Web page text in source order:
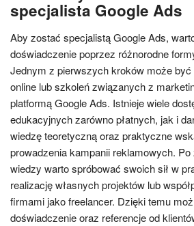
specjalista Google Ads
Aby zostać specjalistą Google Ads,
doświadczenie poprzez różnorodne
Jednym z pierwszych kroków może
online lub szkoleń związanych z
platformą Google Ads. Istnieje wiele
edukacyjnych zarówno płatnych, jak i
wiedzę teoretyczną oraz praktyczne
prowadzenia kampanii reklamowych.
wiedzy warto spróbować swoich sił w
realizację własnych projektów lub
firmami jako freelancer. Dzięki temu
doświadczenie oraz referencje od